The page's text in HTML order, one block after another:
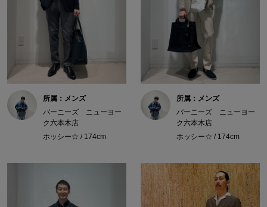
所属：メンズ
バーニーズ ニューヨー
ク六本木店
ホッシー☆ / 174cm
所属：メンズ
バーニーズ ニューヨー
ク六本木店
ホッシー☆ / 174cm